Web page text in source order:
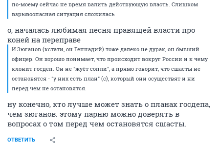
по-моему сейчас не время валить действующую власть. Слишком
взрывоопасная ситуация сложилась
о, началась любимая песня правящей власти про
коней на переправе
И Зюганов (кстати, он Геннадий) тоже далеко не дурак, он бывший
офицер. Он хорошо понимает, что происходит вокруг России и к чему
клонит госдеп. Он не "жуёт сопли", а прямо говорит, что сшасты не
остановятся - "у них есть план" (с), который они осуществят и ни
перед чем не остановятся.
ну конечно, кто лучше может знать о планах госдепа,
чем зюганов. этому парню можно доверять в
вопросах о том перед чем остановятся сшасты.
ОТВЕТИТЬ